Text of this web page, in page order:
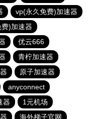
vp(永久免费)加速器
)加速器
优云666
青柠加速器
原子加速器
anyconnect
器
1元机场
海外梯子官网